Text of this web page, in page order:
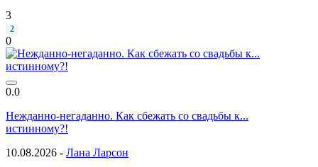
3
2
0
0.0
Нежданно-негаданно. Как сбежать со свадьбы к...
истинному?!
10.08.2026 - Лана Ларсон